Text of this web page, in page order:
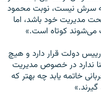
سرش نيست، نوبت محمود
مديريت خود باشد، اما
کوتاه است.»
دولت قرار دارد و هيچ
ندارد در خصوص مديريت
خاتمه يابد چه بهتر که